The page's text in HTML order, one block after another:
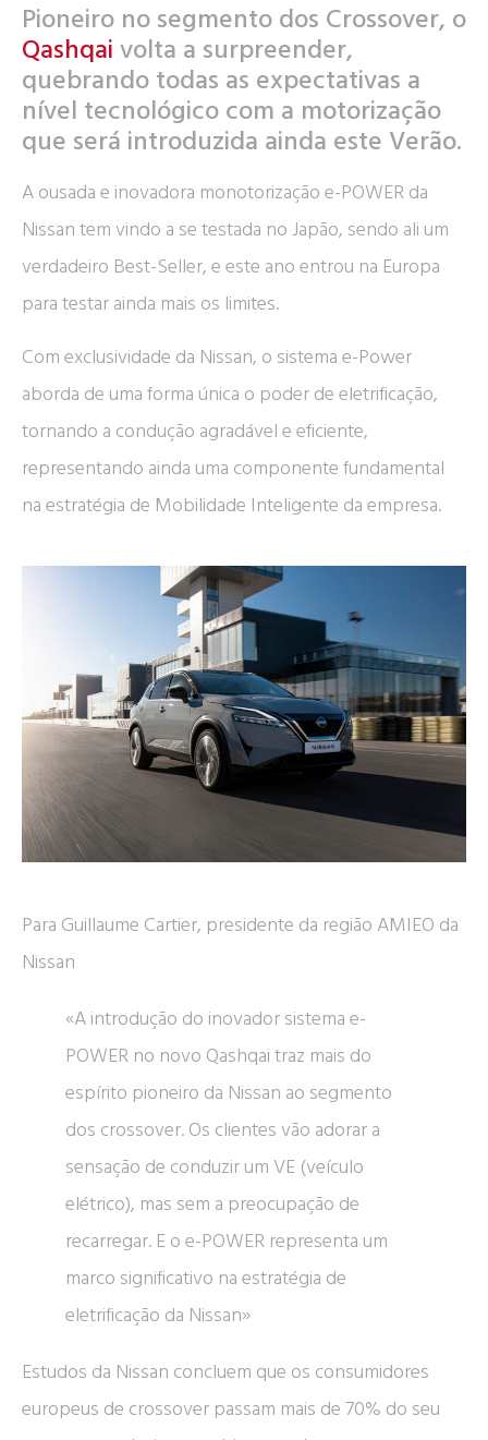
Pioneiro no segmento dos Crossover, o
Qashqai volta a surpreender,
quebrando todas as expectativas a
nível tecnológico com a motorização
que será introduzida ainda este Verão.
A ousada e inovadora monotorização e-POWER da
Nissan tem vindo a se testada no Japão, sendo ali um
verdadeiro Best-Seller, e este ano entrou na Europa
para testar ainda mais os limites.
Com exclusividade da Nissan, o sistema e-Power
aborda de uma forma única o poder de eletrificação,
tornando a condução agradável e eficiente,
representando ainda uma componente fundamental
na estratégia de Mobilidade Inteligente da empresa.
Para Guillaume Cartier, presidente da região AMIEO da
Nissan
«A introdução do inovador sistema e-
POWER no novo Qashqai traz mais do
espírito pioneiro da Nissan ao segmento
dos crossover. Os clientes vão adorar a
sensação de conduzir um VE (veículo
elétrico), mas sem a preocupação de
recarregar. E o e-POWER representa um
marco significativo na estratégia de
eletrificação da Nissan»
Estudos da Nissan concluem que os consumidores
europeus de crossover passam mais de 70% do seu